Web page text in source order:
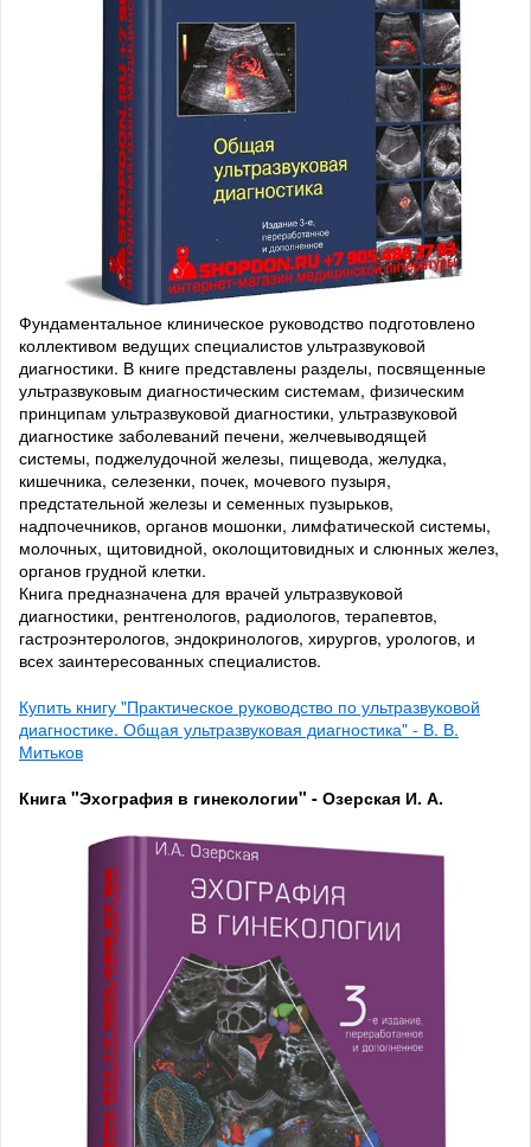
Фундаментальное клиническое руководство подготовлено
коллективом ведущих специалистов ультразвуковой
диагностики. В книге представлены разделы, посвященные
ультразвуковым диагностическим системам, физическим
принципам ультразвуковой диагностики, ультразвуковой
диагностике заболеваний печени, желчевыводящей
системы, поджелудочной железы, пищевода, желудка,
кишечника, селезенки, почек, мочевого пузыря,
предстательной железы и семенных пузырьков,
надпочечников, органов мошонки, лимфатической системы,
молочных, щитовидной, околощитовидных и слюнных желез,
органов грудной клетки.
Книга предназначена для врачей ультразвуковой
диагностики, рентгенологов, радиологов, терапевтов,
гастроэнтерологов, эндокринологов, хирургов, урологов, и
всех заинтересованных специалистов.
Купить книгу "Практическое руководство по ультразвуковой
диагностике. Общая ультразвуковая диагностика" - В. В.
Митьков
Книга "Эхография в гинекологии" - Озерская И. А.